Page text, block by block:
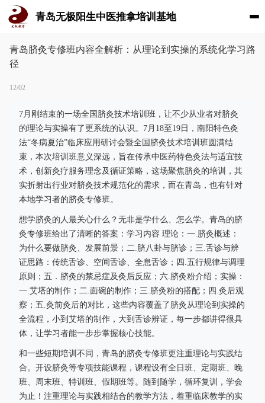
青岛无极阳生中医推拿培训基地
青岛脐灸专修班内容全解析：从理论到实操的系统化学习路
径
12/02
7月刚结束的一场全国脐灸技术培训班，让不少从业者对脐灸
的理论与实操有了更系统的认识。7月18至19日，南阳特色灸
法“冬病夏治”临床应用研讨会暨全国脐灸技术培训班圆满结
束，本次培训班意义深远，旨在传承中医药特色灸法与适宜技
术，创新灸疗服务理念及循证策略，这场聚焦脐灸的培训，其
实折射出行业对脐灸技术规范化的需求，而在青岛，也有针对
本地学习者的脐灸专修班。
想学脐灸的人最关心什么？无非是学什么、怎么学。青岛的脐
灸专修班给出了清晰的答案：学习内容 理论：一.脐灸概述：
为什么要做脐灸、发展前景；二.脐八卦与脐诊；三.舌诊与辨
证思路：传统舌诊、空间舌诊、全息舌诊；四.五行规律与调理
原则；五．脐灸的禁忌症及灸后反应；六.脐灸粉介绍；实操：
一.艾塔的制作；二.面碗的制作；三.脐灸粉的搭配；四.灸后观
察；五.灸前灸后的对比，这些内容覆盖了脐灸从理论到实操的
全流程，小到艾塔的制作，大到舌诊辨证，每一步都讲得很具
体，让学习者能一步步掌握核心技能。
和一些短期培训不同，青岛的脐灸专修班更注重理论与实践结
合。开设脐灸等专项技能课程，课程设有全日班、定期班、晚
班、周末班、特训班、假期班等。随到随学，循环复训，学会
为止！注重理论与实践相结合的教学方法，着重临床教学的实